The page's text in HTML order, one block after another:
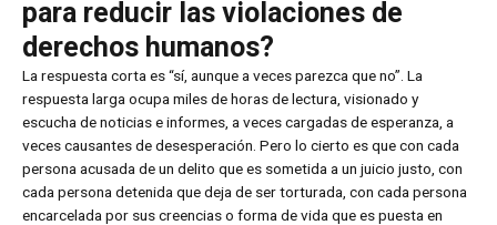
para reducir las violaciones de
derechos humanos?
La respuesta corta es “sí, aunque a veces parezca que no”. La
respuesta larga ocupa miles de horas de lectura, visionado y
escucha de noticias e informes, a veces cargadas de esperanza, a
veces causantes de desesperación. Pero lo cierto es que con cada
persona acusada de un delito que es sometida a un juicio justo, con
cada persona detenida que deja de ser torturada, con cada persona
encarcelada por sus creencias o forma de vida que es puesta en